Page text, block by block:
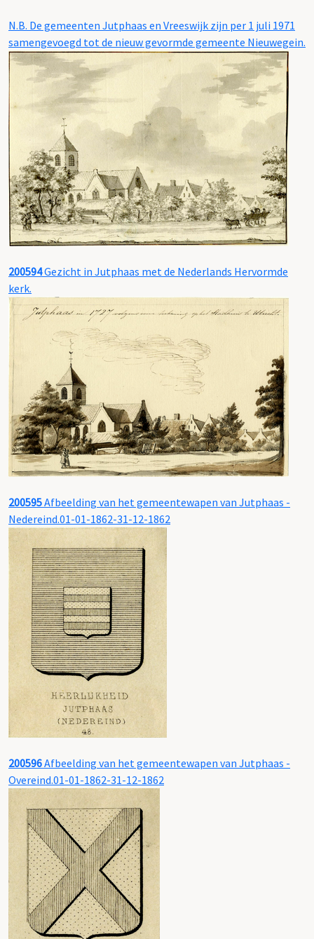
N.B. De gemeenten Jutphaas en Vreeswijk zijn per 1 juli 1971
samengevoegd tot de nieuw gevormde gemeente Nieuwegein.
200594Gezicht in Jutphaas met de Nederlands Hervormde
kerk.
200595Afbeelding van het gemeentewapen van Jutphaas -
Nedereind.01-01-1862-31-12-1862
200596Afbeelding van het gemeentewapen van Jutphaas -
Overeind.01-01-1862-31-12-1862